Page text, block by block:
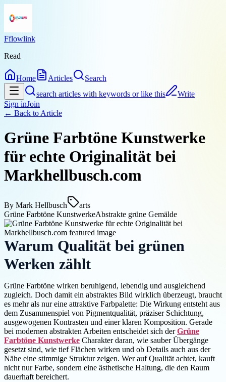
Fflowlink
Read
Home Articles
Search
search articles with keywords or like this
Write
Sign inJoin
← Back to Article
Grüne Farbtöne Kunstwerke
für echte Originalität bei
Markhellbusch.com
By Mark Hellbusch
arts
Grüne Farbtöne KunstwerkeAbstrakte grüne Gemälde
Warum Qualität bei grünen
Werken zählt
Grüne Farbtöne wirken beruhigend, lebendig und ausgleichend
zugleich. Doch damit ein abstraktes Bild wirklich überzeugt, braucht
es mehr als nur eine attraktive Farbpalette: Die Wirkung entsteht aus
dem Zusammenspiel von Pigmentqualität, präziser Schichtung,
ausgewogenen Kontrasten und einer klaren Komposition. Gerade
bei modernen abstrakten Arbeiten entscheidet sich derGrüne
Farbtöne Kunstwerke Charakter daran, wie sauber Übergänge
gesetzt sind, wie tief Flächen wirken und ob Details auch aus der
Nähe eine stimmige Struktur zeigen. Wer auf Qualität achtet, kauft
nicht nur Farbe, sondern eine ästhetische Haltung, die den Raum
dauerhaft bereichert.